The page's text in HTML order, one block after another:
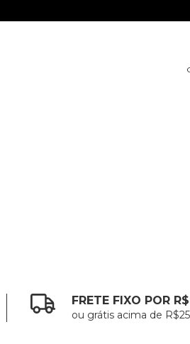
FRETE FIXO POR
ou grátis acima de